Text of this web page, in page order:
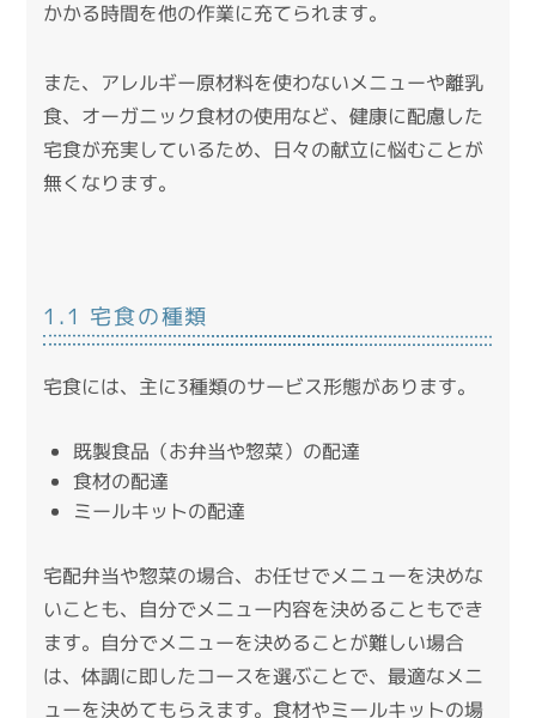
かかる時間を他の作業に充てられます。
また、アレルギー原材料を使わないメニューや離乳
食、オーガニック食材の使用など、健康に配慮した
宅食が充実しているため、日々の献立に悩むことが
無くなります。
1.1 宅食の種類
宅食には、主に3種類のサービス形態があります。
既製食品（お弁当や惣菜）の配達
食材の配達
ミールキットの配達
宅配弁当や惣菜の場合、お任せでメニューを決めな
いことも、自分でメニュー内容を決めることもでき
ます。 自分でメニューを決めることが難しい場合
は、体調に即したコースを選ぶことで、最適なメニ
ューを決めてもらえます。食材やミールキットの場